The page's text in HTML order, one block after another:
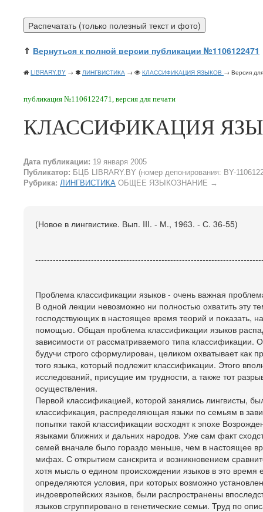
⇑ Вернуться к полной версии публикации №1106122471
LIBRARY.BY → ЛИНГВИСТИКА → КЛАССИФИКАЦИЯ ЯЗЫКОВ → Версия
публикация №1106122471, версия для печати
КЛАССИФИКАЦИЯ
Дата публикации: 19 января 2005
Публикатор: БЦБ LIBRARY.BY (номер депонирования: BY-
Рубрика: ЛИНГВИСТИКА ОБЩЕЕ ЯЗЫКОЗНАНИЕ →
(Новое в лингвистике. Вып. III. - М., 1963. - С. 36-55)
Проблема классификации языков - очень важная
В одной лекции невозможно ни полностью охватить эту
господствующих в настоящее время теорий и показать,
помощью. Общая проблема классификации языков
зависимости от рассматриваемого типа классификации.
будучи строго сформулирован, целиком охватывает как
того языка, который подлежит классификации. Этого
исследований, присущие им трудности, а также тот
осуществления.
Первой классификацией, которой занялись лингвисты,
классификация, распределяющая языки по семьям в
попытки такой классификации восходят к эпохе
языками ближних и дальних народов. Уже сам факт
семей вначале было гораздо меньше, чем в настоящее
мифах. С открытием санскрита и возникновением
хотя мысль о едином происхождении языков в это
определяются условия, при которых возможно
индоевропейских языков, были распространены
языков сгруппировано в генетические семьи. Труд по